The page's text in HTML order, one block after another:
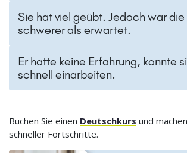
Sie hat viel geübt. Jedoch war die
schwerer als erwartet.
Er hatte keine Erfahrung, konnte
schnell einarbeiten.
Buchen Sie einen Deutschkurs und
schneller Fortschritte.